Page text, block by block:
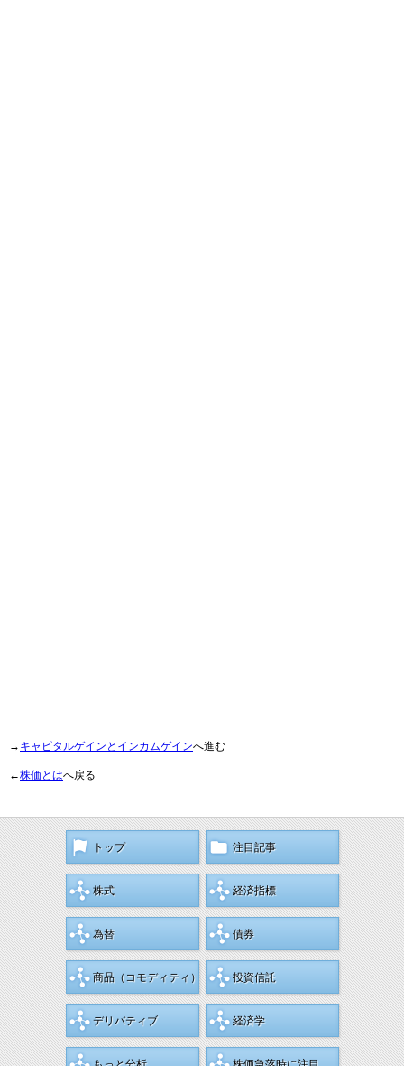
→ キャピタルゲインとインカムゲインへ進む
←株価とはへ戻る
トップ 注目記事
株式 経済指標
為替 債券
商品（コモディティ） 投資信託
デリバティブ 経済学